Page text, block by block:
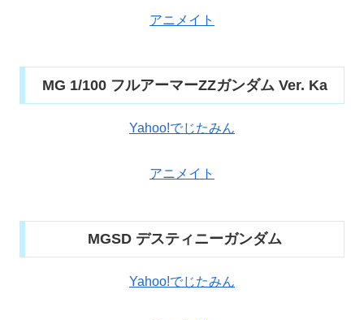
アニメイト
MG 1/100 フルアーマーZZガンダム Ver. Ka
Yahoo!でじたみん
アニメイト
MGSD デスティニーガンダム
Yahoo!でじたみん